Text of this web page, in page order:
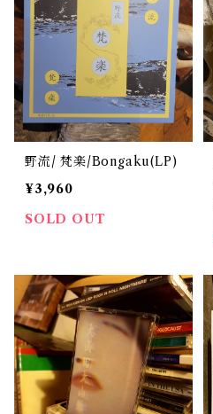
野流/ 梵​楽​/​Bongaku(LP)
¥3,960
SOLD OUT